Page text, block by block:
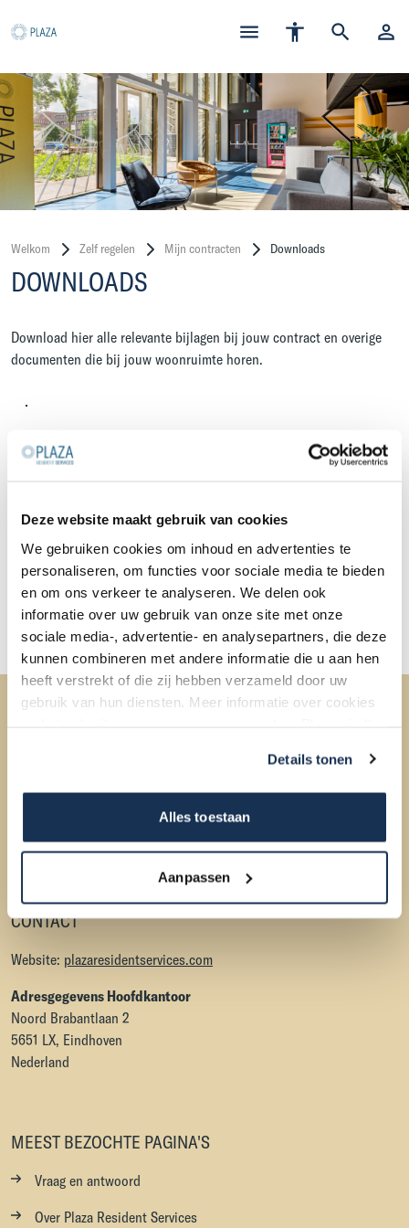
Deze website maakt gebruik van cookies
We gebruiken cookies om inhoud en advertenties te
personaliseren, om functies voor sociale media te bieden
en om ons verkeer te analyseren. We delen ook
informatie over uw gebruik van onze site met onze
sociale media-, advertentie- en analysepartners, die deze
kunnen combineren met andere informatie die u aan hen
heeft verstrekt of die zij hebben verzameld door uw
gebruik van hun diensten. Meer informatie over cookies
Details tonen
Alles toestaan
Aanpassen
Welkom Zelf regelen Mijn contracten Downloads
DOWNLOADS
Download hier alle relevante bijlagen bij jouw contract en overige
documenten die bij jouw woonruimte horen.
Meer over Plaza Resident Services
CONTACT
Website: plazaresidentservices.com
Adresgegevens Hoofdkantoor
Noord Brabantlaan 2
5651 LX, Eindhoven
Nederland
MEEST BEZOCHTE PAGINA'S
Vraag en antwoord
Over Plaza Resident Services